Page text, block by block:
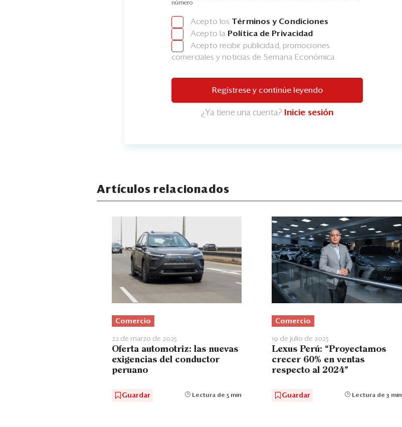
número
Acepto los Términos y Condiciones
Acepto la Política de Privacidad
Acepto recibir publicidad, promociones
comerciales y noticias de Semana Económica
Regístrese y continúe leyendo
¿Ya tiene una cuenta? Inicie sesión
Artículos relacionados
Comercio
22 de marzo de 2025
Oferta automotriz: las nuevas
exigencias del conductor
peruano
Guardar Lectura de 5 min
Comercio
19 de julio de 2025
Lexus Perú: “Proyectamos
crecer 60% en ventas
respecto al 2024”
Guardar Lectura de 3 min